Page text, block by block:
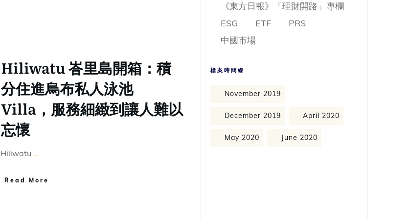
Hiliwatu 峇里島開箱：積
分住進烏布私人泳池
Villa，服務細緻到讓人難以
忘懷
Hiliwatu ...
Read More
《東方日報》「理財開路」專欄
ESG
ETF
PRS
中國市場
檔案時間線
November 2019
December 2019 April 2020
May 2020 June 2020